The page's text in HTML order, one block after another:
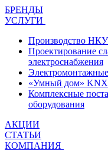
БРЕНДЫ
УСЛУГИ
Производство НКУ
Проектирование
электроснабжения
«Умный дом»
Комплексные
оборудования
АКЦИИ
СТАТЬИ
КОМПАНИЯ